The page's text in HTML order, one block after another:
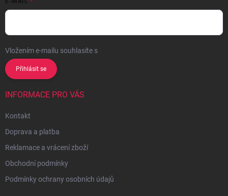
Vložením e-mailu souhlasíte s
Přihlásit se
INFORMACE PRO VÁS
Kontakt
Doprava a platba
Reklamace a vrácení zboží
Obchodní podmínky
Podmínky ochrany osobních údajů